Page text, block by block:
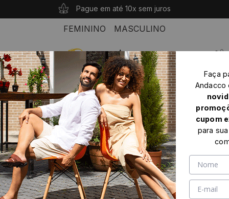
Compras acima de R$ 339 seu frete é grátis!
Pague em até 10x sem juros
10% OFF com o cupom: PRIMEIROANDACCO
FEMININO MASCULINO
0
Home Feminino
Sapato feminino
Sapato Feminino Loafer em Couro Alfa Camel - 3900AC
Faça
cupom
para